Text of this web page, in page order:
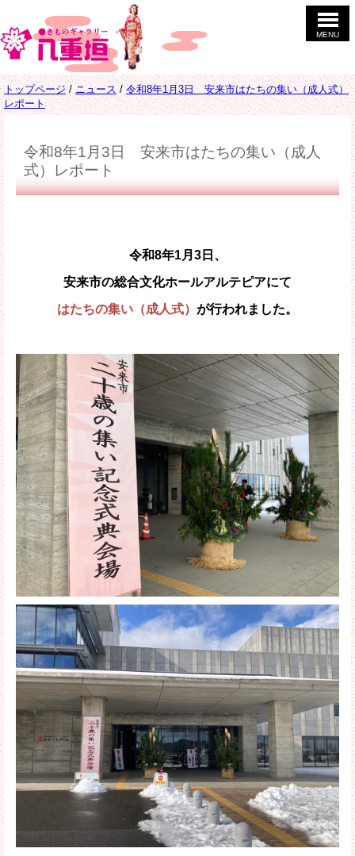
MENU
現
在
トップページ / ニュース /令和8年1月3日 安来市はたちの集い（成人式）
レポート
令和8年1月3日 安来市はたちの集い（成人
式）レポート
令和8年1月3日、
安来市の総合文化ホールアルテピアにて
はたちの集い（成人式） が行われました。